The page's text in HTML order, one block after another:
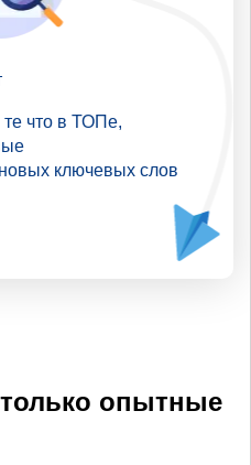
что в ТОПе,
ключевых слов
опытные